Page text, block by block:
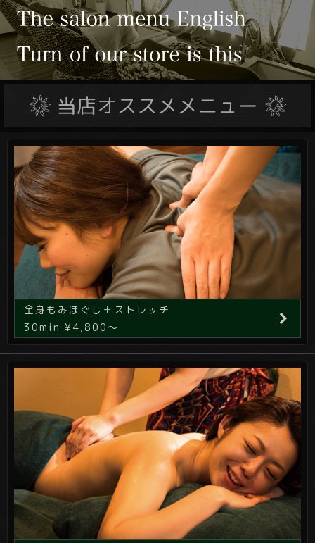
全身もみほぐし＋ストレッチ
30min ¥4,800～